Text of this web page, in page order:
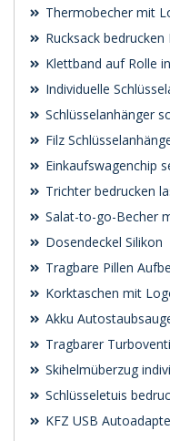
Thermobecher mit
Rucksack bedrucken
Klettband auf Rolle
Individuelle
Schlüsselanhänger
Filz
Einkaufswagenchip
Trichter bedrucken
Salat-to-go-Becher
Dosendeckel Silikon
Tragbare Pillen
Korktaschen mit
Akku
Tragbarer
Skihelmüberzug
Schlüsseletuis
KFZ USB